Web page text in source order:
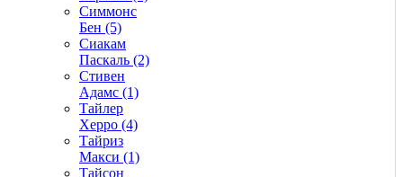
Симмонс
Бен (5)
Сиакам
Паскаль (2)
Стивен
Адамс (1)
Тайлер
Херро (4)
Тайриз
Макси (1)
Тайсон